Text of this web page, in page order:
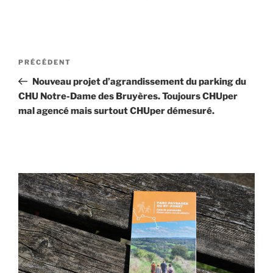
Navigation
l’article
Article
précédent
PRÉCÉDENT
Nouveau projet d’agrandissement du parking du
CHU Notre-Dame des Bruyères. Toujours CHUper
mal agencé mais surtout CHUper démesuré.